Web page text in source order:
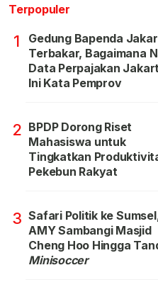
Terpopuler
1
Gedung Bapenda
Terbakar, Bagaimana
Data Perpajakan
Ini Kata Pemprov
2 BPDP Dorong Riset
Mahasiswa untuk
Tingkatkan
Pekebun Rakyat
3 Safari Politik ke
AMY Sambangi Masjid
Cheng Hoo Hingga
Minisoccer